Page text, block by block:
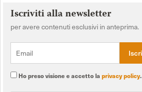
Iscriviti alla newsletter
per avere contenuti esclusivi in anteprima.
Ho preso visione e accetto la privacy policy.